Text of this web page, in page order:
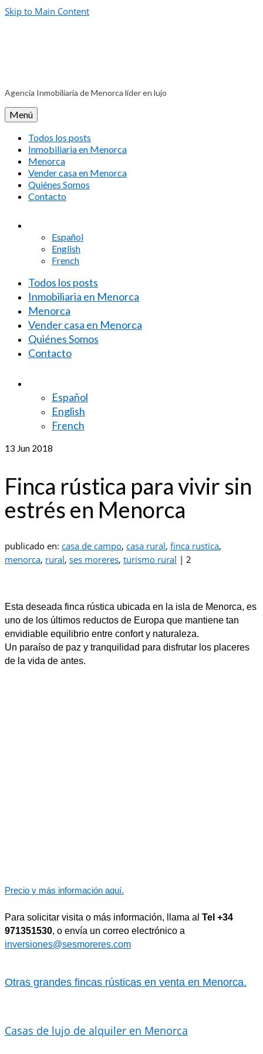
Skip to Main Content
Agencia Inmobiliaria de Menorca líder en lujo
Menú
Todos los posts
Inmobiliaria en Menorca
Menorca
Vender casa en Menorca
Quiénes Somos
Contacto
Español
English
French
Todos los posts
Inmobiliaria en Menorca
Menorca
Vender casa en Menorca
Quiénes Somos
Contacto
Español
English
French
13 Jun 2018
Finca rústica para vivir sin
estrés en Menorca
publicado en: casa de campo, casa rural, finca rustica,
menorca, rural, ses moreres, turismo rural | 2
Esta deseada finca rústica ubicada en la isla de Menorca, es
uno de los últimos reductos de Europa que mantiene tan
envidiable equilibrio entre confort y naturaleza.
Un paraíso de paz y tranquilidad para disfrutar los placeres
de la vida de antes.
Precio y más información aquí.
Para solicitar visita o más información, llama al Tel +34
971351530, o envía un correo electrónico a
inversiones@sesmoreres.com
Otras grandes fincas rústicas en venta en Menorca.
Casas de lujo de alquiler en Menorca